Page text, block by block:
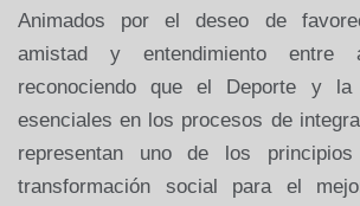
Animados por el deseo de
amistad y
entendimiento entre
reconociendo que el Deporte y la
esenciales en los procesos de
representan uno de los
transformación social para el